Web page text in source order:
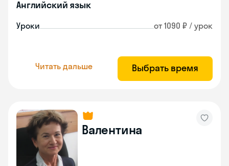
Английский язык
Уроки от 1090 ₽ / урок
Читать дальше Выбрать время
Валентина